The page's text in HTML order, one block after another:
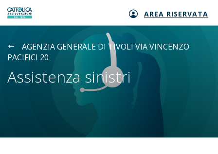
Generali logo AREA RISERVATA
AGENZIA GENERALE DI TIVOLI VIA VINCENZO
PACIFICI 20
Assistenza sinistri